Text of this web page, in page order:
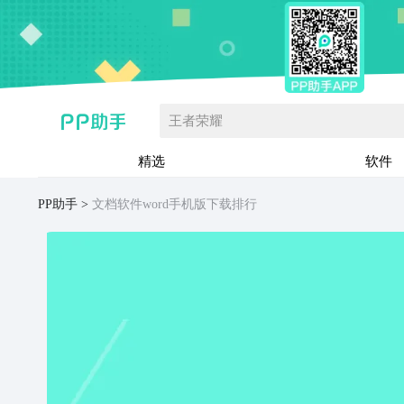
王者荣耀
精选 软件
PP助手 文档软件word手机版下载排行